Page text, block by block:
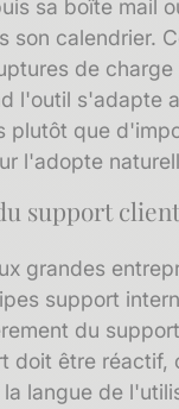
sa boîte mail
son calendrier.
de charge
l'outil s'adapte
plutôt que
l'adopte
support
grandes
support
du
doit être réactif,
langue de